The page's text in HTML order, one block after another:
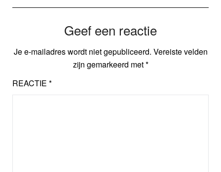
Geef een reactie
Je e-mailadres wordt niet gepubliceerd. Vereiste velden
zijn gemarkeerd met*
REACTIE *